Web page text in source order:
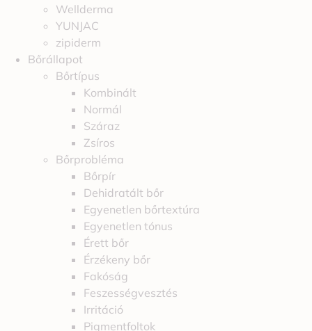
Wellderma
YUNJAC
zipiderm
Bőrállapot
Bőrtípus
Kombinált
Normál
Száraz
Zsíros
Bőrprobléma
Bőrpír
Dehidratált bőr
Egyenetlen bőrtextúra
Egyenetlen tónus
Érett bőr
Érzékeny bőr
Fakóság
Feszességvesztés
Irritáció
Pigmentfoltok